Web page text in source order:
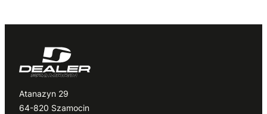
Atanazyn 29
64-820 Szamocin